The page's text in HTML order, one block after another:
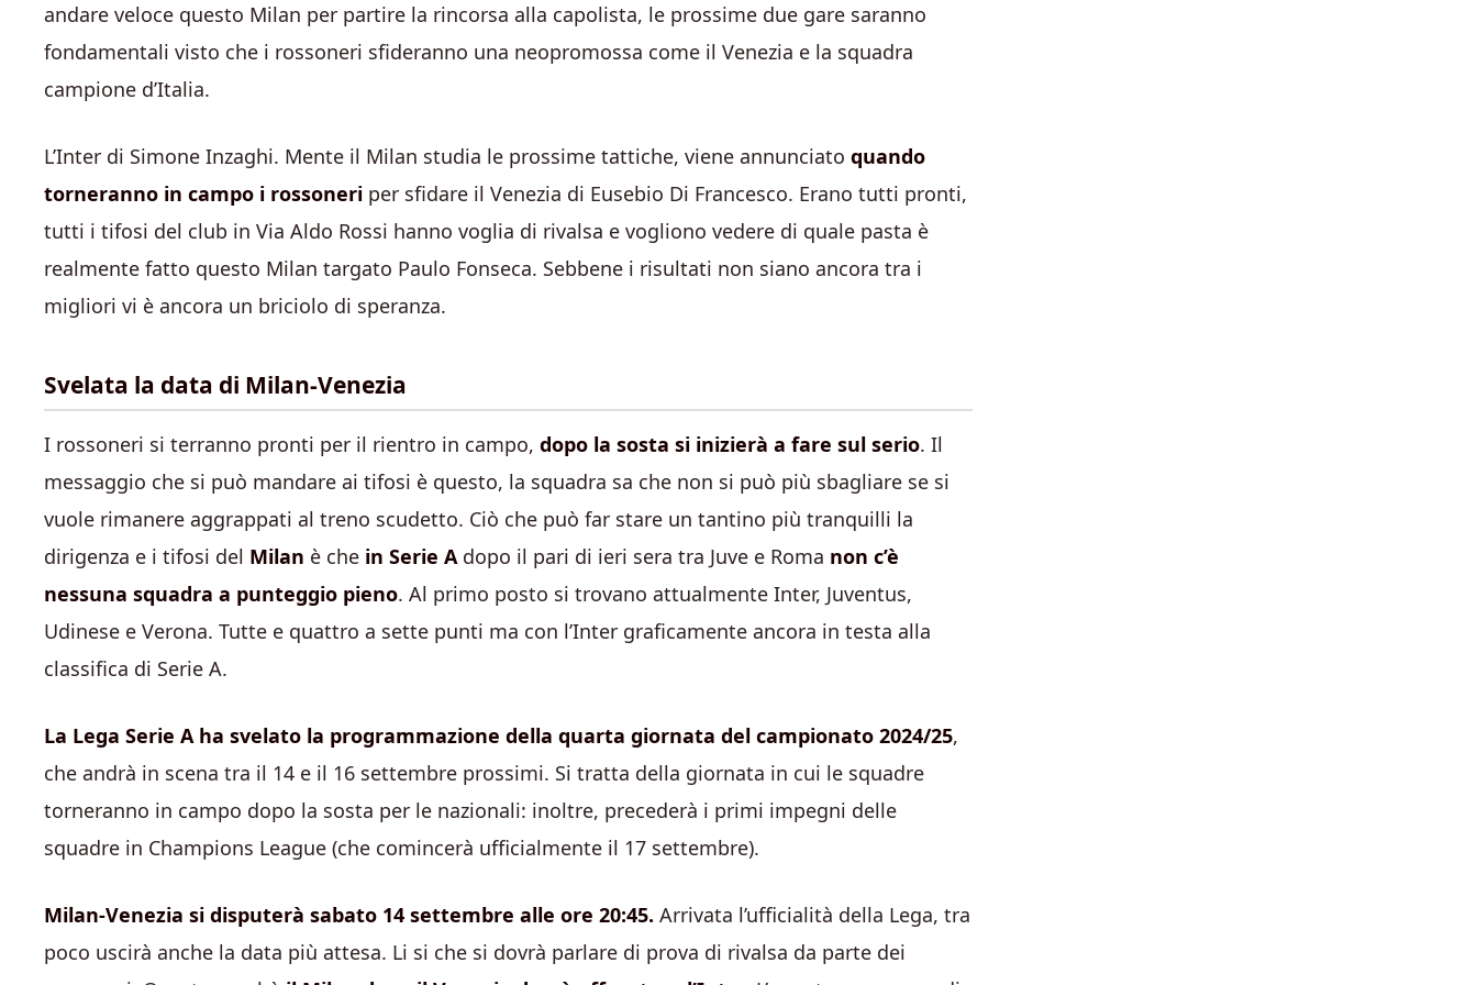
andare veloce questo Milan per partire la rincorsa alla capolista, le prossime due gare saranno
fondamentali visto che i rossoneri sfideranno una neopromossa come il Venezia e la squadra
campione d’Italia.
L’Inter di Simone Inzaghi. Mente il Milan studia le prossime tattiche, viene annunciato quando
torneranno in campo i rossoneri per sfidare il Venezia di Eusebio Di Francesco. Erano tutti pronti,
tutti i tifosi del club in Via Aldo Rossi hanno voglia di rivalsa e vogliono vedere di quale pasta è
realmente fatto questo Milan targato Paulo Fonseca. Sebbene i risultati non siano ancora tra i
migliori vi è ancora un briciolo di speranza.
Svelata la data di Milan-Venezia
I rossoneri si terranno pronti per il rientro in campo, dopo la sosta si inizierà a fare sul serio. Il
messaggio che si può mandare ai tifosi è questo, la squadra sa che non si può più sbagliare se si
vuole rimanere aggrappati al treno scudetto. Ciò che può far stare un tantino più tranquilli la
dirigenza e i tifosi del Milan è che in Serie A dopo il pari di ieri sera tra Juve e Roma non c’è
nessuna squadra a punteggio pieno. Al primo posto si trovano attualmente Inter, Juventus,
Udinese e Verona. Tutte e quattro a sette punti ma con l’Inter graficamente ancora in testa alla
classifica di Serie A.
La Lega Serie A ha svelato la programmazione della quarta giornata del campionato 2024/25,
che andrà in scena tra il 14 e il 16 settembre prossimi. Si tratta della giornata in cui le squadre
torneranno in campo dopo la sosta per le nazionali: inoltre, precederà i primi impegni delle
squadre in Champions League (che comincerà ufficialmente il 17 settembre).
Milan-Venezia si disputerà sabato 14 settembre alle ore 20:45. Arrivata l’ufficialità della Lega, tra
poco uscirà anche la data più attesa. Li si che si dovrà parlare di prova di rivalsa da parte dei